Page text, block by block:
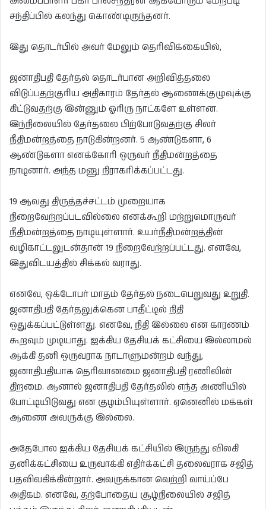
சந்திப்பில் கலந்து கொண்டிருந்தனர்.
இது தொடர்பில் அவர் மேலும் தெரிவிக்கையில்,
ஜனாதிபதி தேர்தல் தொடர்பான அறிவித்தலை
விடுப்பதற்குரிய அதிகாரம் தேர்தல் ஆணைக்குழுவுக்கு
கிட்டுவதற்கு இன்னும் ஓரிரு நாட்களே உள்ளன.
இந்நிலையில் தேர்தலை பிற்போடுவதற்கு சிலர்
நீதிமன்றத்தை நாடுகின்றனர். 5 ஆண்டுகளா, 6
ஆண்டுகளா எனக்கோரி ஒருவர் நீதிமன்றத்தை
நாடினார். அந்த மனு நிராகரிக்கப்பட்டது.
19 ஆவது திருத்தச்சட்டம் முறையாக
நிறைவேற்றப்படவில்லை எனக்கூறி மற்றுமொருவர்
நீதிமன்றத்தை நாடியுள்ளார். உயர்நீதிமன்றத்தின்
வழிகாட்டலுடன்தான் 19 நிறைவேற்றப்பட்டது. எனவே,
இதுவிடயத்தில் சிக்கல் வராது.
எனவே, ஒக்டோபர் மாதம் தேர்தல் நடைபெறுவது உறுதி.
ஜனாதிபதி தேர்தலுக்கென பாதீட்டில் நிதி
ஒதுக்கப்பட்டுள்ளது. எனவே, நிதி இல்லை என காரணம்
கூறவும் முடியாது. ஐக்கிய தேசியக் கட்சியை இல்லாமல்
ஆக்கி தனி ஒருவராக நாடாளுமன்றம் வந்து,
ஜனாதிபதியாக தெரிவானமை ஜனாதிபதி ரணிலின்
திறமை. ஆனால் ஜனாதிபதி தேர்தலில் எந்த அணியில்
போட்டியிடுவது என குழம்பியுள்ளார். ஏனெனில் மக்கள்
ஆணை அவருக்கு இல்லை.
அதேபோல ஐக்கிய தேசியக் கட்சியில் இருந்து விலகி
தனிக்கட்சியை உருவாக்கி எதிர்க்கட்சி தலைவராக சஜித்
பதவிவகிக்கின்றார். அவருக்கான வெற்றி வாய்ப்பே
அதிகம். எனவே, தற்போதைய சூழ்நிலையில் சஜித்